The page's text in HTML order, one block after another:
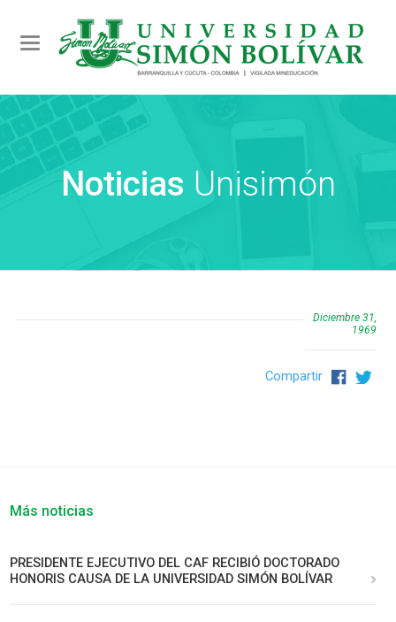
Toggle navigation
Noticias Unisimón
Diciembre 31,
1969
Compartir
Más noticias
PRESIDENTE EJECUTIVO DEL CAF RECIBIÓ DOCTORADO
HONORIS CAUSA DE LA UNIVERSIDAD SIMÓN BOLÍVAR